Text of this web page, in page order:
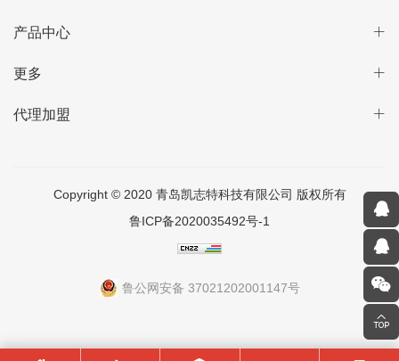
产品中心
更多
代理加盟
Copyright © 2020 青岛凯志特科技有限公司 版权所有
鲁ICP备2020035492号-1
鲁公网安备 37021202001147号